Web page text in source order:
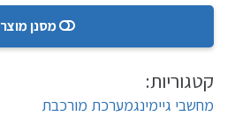
קטגוריות:
מחשבי גיימינגמערכת מורכבת
מסנן מוצר